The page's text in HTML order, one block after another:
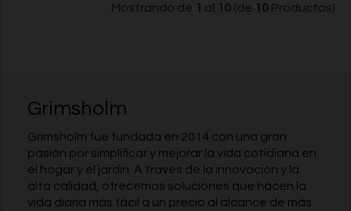
Mostrando de 1 al 10 (de 10 Productos)
Grimsholm
Grimsholm fue fundada en 2014 con una gran
pasión por simplificar y mejorar la vida cotidiana en
el hogar y el jardín. A través de la innovación y la
alta calidad, ofrecemos soluciones que hacen la
vida diaria más fácil a un precio al alcance de más